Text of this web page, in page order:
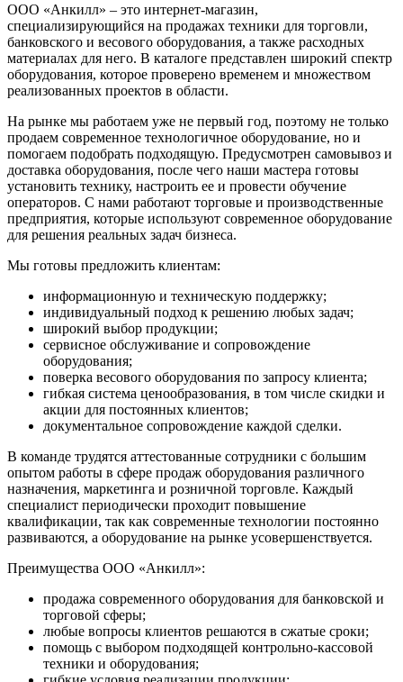
ООО «Анкилл» – это интернет-магазин,
специализирующийся на продажах техники для торговли,
банковского и весового оборудования, а также расходных
материалах для него. В каталоге представлен широкий спектр
оборудования, которое проверено временем и множеством
реализованных проектов в области.
На рынке мы работаем уже не первый год, поэтому не только
продаем современное технологичное оборудование, но и
помогаем подобрать подходящую. Предусмотрен самовывоз и
доставка оборудования, после чего наши мастера готовы
установить технику, настроить ее и провести обучение
операторов. С нами работают торговые и производственные
предприятия, которые используют современное оборудование
для решения реальных задач бизнеса.
Мы готовы предложить клиентам:
информационную и техническую поддержку;
индивидуальный подход к решению любых задач;
широкий выбор продукции;
сервисное обслуживание и сопровождение
оборудования;
поверка весового оборудования по запросу клиента;
гибкая система ценообразования, в том числе скидки и
акции для постоянных клиентов;
документальное сопровождение каждой сделки.
В команде трудятся аттестованные сотрудники с большим
опытом работы в сфере продаж оборудования различного
назначения, маркетинга и розничной торговле. Каждый
специалист периодически проходит повышение
квалификации, так как современные технологии постоянно
развиваются, а оборудование на рынке усовершенствуется.
Преимущества ООО «Анкилл»:
продажа современного оборудования для банковской и
торговой сферы;
любые вопросы клиентов решаются в сжатые сроки;
помощь с выбором подходящей контрольно-кассовой
техники и оборудования;